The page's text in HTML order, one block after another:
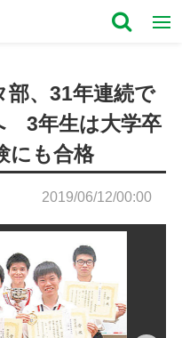
部、31年連続で
3年生は大学卒
にも合格
2019/06/12/00:00